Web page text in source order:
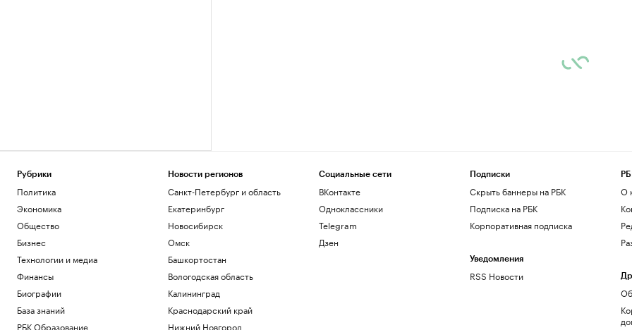
Рубрики
Политика
Экономика
Общество
Бизнес
Технологии и медиа
Финансы
Биографии
База знаний
РБК Образование
Новости регионов
Санкт-Петербург и область
Екатеринбург
Новосибирск
Омск
Башкортостан
Вологодская область
Калининград
Краснодарский край
Нижний Новгород
Социальные сети
ВКонтакте
Одноклассники
Telegram
Дзен
Подписки
Скрыть баннеры на РБК
Подписка на РБК
Корпоративная подписка
Уведомления
RSS Новости
О